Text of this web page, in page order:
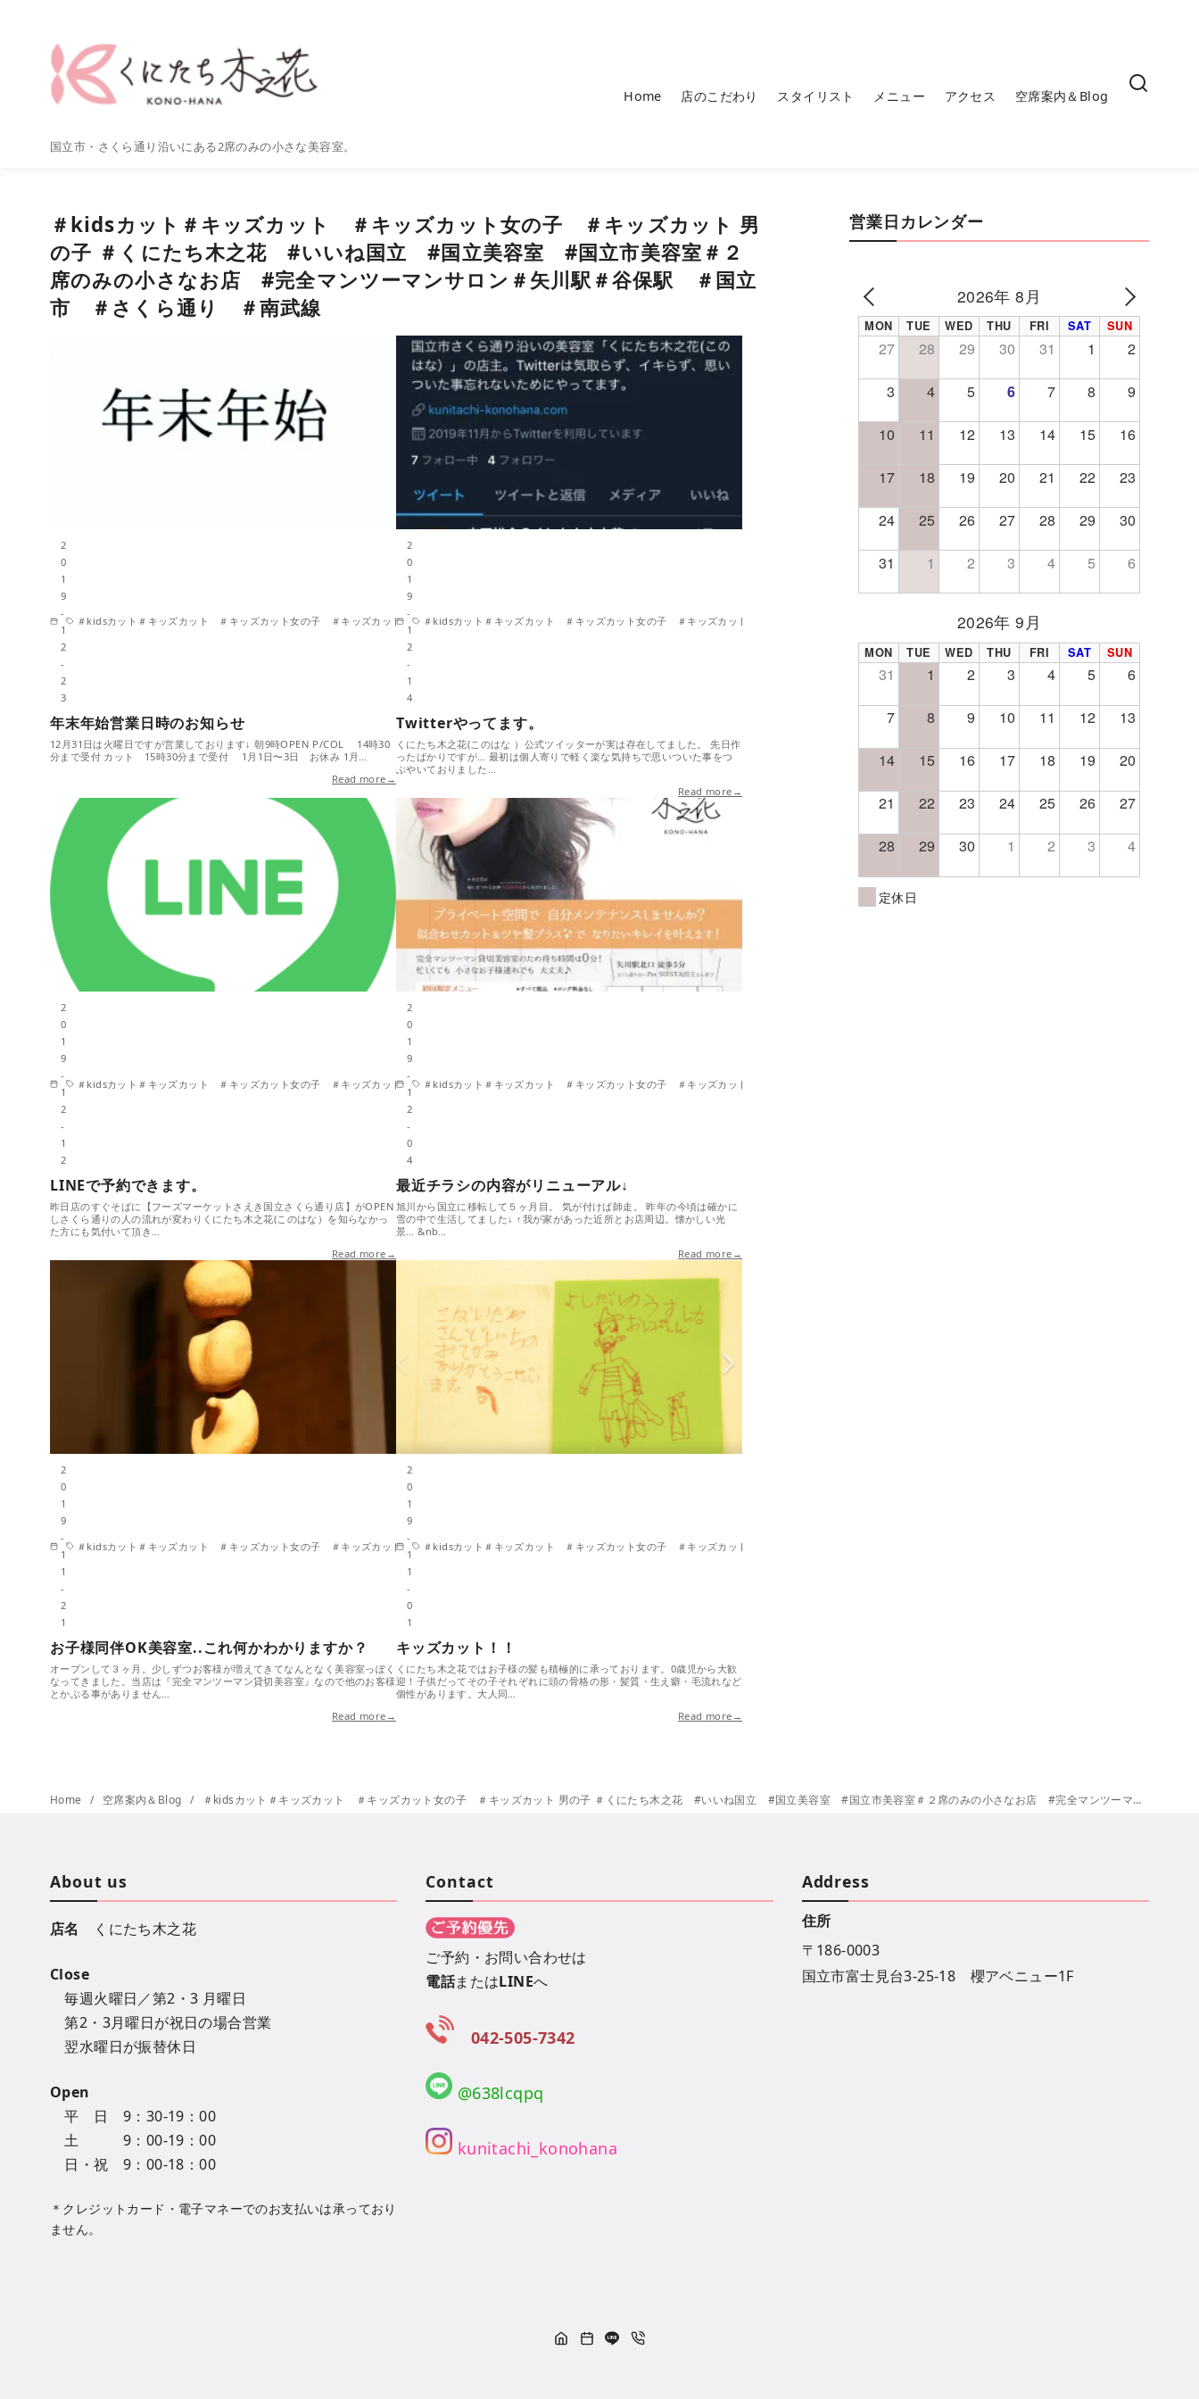
国立市・さくら通り沿いにある2席のみの小さな美容室。
Home 店のこだわり スタイリスト メニュー アクセス 空席案内＆Blog
＃kidsカット＃キッズカット ＃キッズカット女の子 ＃キッズカット 男
の子 ＃くにたち木之花 #いいね国立 #国立美容室 #国立市美容室＃２
席のみの小さなお店 #完全マンツーマンサロン＃矢川駅＃谷保駅 ＃国立
市 ＃さくら通り ＃南武線
2
0
1
9
-
1
2
-
2
3
＃kidsカット＃キッズカット ＃キッズカット女の子 ＃キッズカット 男の子 ＃くにたち木之花 #いいね国立 #国立美容室 #国立市美容室＃２席のみの小さなお店 #完全マンツーマンサロン＃矢川駅＃谷保駅 ＃国立市 ＃さくら通り
年末年始営業日時のお知らせ
12月31日は火曜日ですが営業しております↓ 朝9時OPEN P/COL 14時30
分まで受付 カット 15時30分まで受付 1月1日〜3日 お休み 1月…
Read more→
2
0
1
9
-
1
2
-
1
4
＃kidsカット＃キッズカット ＃キッズカット女の子 ＃キッズカット 男の子 ＃くにたち木之花 #いいね国立 #国立美容室 #国立市美容室＃２席のみの小さな
Twitterやってます。
くにたち木之花(このはな ）公式ツイッターが実は存在してました。 先日作
ったばかりですが… 最初は個人寄りで軽く楽な気持ちで思いついた事をつ
ぶやいておりました…
Read more→
2
0
1
9
-
1
2
-
1
2
＃kidsカット＃キッズカット ＃キッズカット女の子 ＃キッズカット 男の子 ＃くにたち木之花 #いいね国立 #国立美容室 #国立市美容室＃２席のみの小さなお店 #完全マンツーマンサロン＃矢川駅＃谷保駅 ＃国立市 ＃さくら通り
LINEで予約できます。
昨日店のすぐそばに【フーズマーケットさえき国立さくら通り店】がOPEN
しさくら通りの人の流れが変わりくにたち木之花(このはな）を知らなかっ
た方にも気付いて頂き…
Read more→
2
0
1
9
-
1
2
-
0
4
＃kidsカット＃キッズカット ＃キッズカット女の子 ＃キッズカット 男の子 ＃くにたち木之花 #いいね国立 #国立美容室 #国立市美容室＃２席のみの小さな
最近チラシの内容がリニューアル↓
旭川から国立に移転して５ヶ月目。 気が付けば師走。 昨年の今頃は確かに
雪の中で生活してました↓ ↑我が家があった近所とお店周辺。懐かしい光
景… &nb…
Read more→
2
0
1
9
-
1
1
-
2
1
＃kidsカット＃キッズカット ＃キッズカット女の子 ＃キッズカット 男の子 ＃くにたち木之花 #いいね国立 #国立美容室 #国立市美容室＃２席のみの小さなお店 #完全マンツーマンサロン＃矢川駅＃谷保駅 ＃国立市 ＃さくら通り
お子様同伴OK美容室..これ何かわかりますか？
オープンして３ヶ月。少しずつお客様が増えてきてなんとなく美容室っぽく
なってきました。当店は『完全マンツーマン貸切美容室』なので他のお客様
とかぶる事がありません…
Read more→
2
0
1
9
-
1
1
-
0
1
＃kidsカット＃キッズカット ＃キッズカット女の子 ＃キッズカット 男の子 ＃くにたち木之花 #いいね国立 #国立美容室 #国立市美容室＃２席のみの小さな
キッズカット！！
くにたち木之花ではお子様の髪も積極的に承っております。0歳児から大歓
迎！子供だってその子それぞれに頭の骨格の形・髪質・生え癖・毛流れなど
個性があります。大人同…
Read more→
営業日カレンダー
PREV 2026年 8月 NEXT
MON TUE WED THU FRI SAT SUN
27 28 29 30 31 1 2
3 4 5 6 7 8 9
10 11 12 13 14 15 16
17 18 19 20 21 22 23
24 25 26 27 28 29 30
31 1 2 3 4 5 6
2026年 9月
MON TUE WED THU FRI SAT SUN
31 1 2 3 4 5 6
7 8 9 10 11 12 13
14 15 16 17 18 19 20
21 22 23 24 25 26 27
28 29 30 1 2 3 4
定休日
Home 空席案内＆Blog ＃kidsカット＃キッズカット ＃キッズカット女の子 ＃キッズカット 男の子 ＃くにたち木之花 #いいね国立 #国立美容室 #国立市美容室＃２席のみの小さなお店 #完全マンツーマンサロン＃矢川駅＃谷保駅 ＃国立市 ＃さくら通り ＃南武線
About us
店名 くにたち木之花
Close
毎週火曜日／第2・3 月曜日
第2・3月曜日が祝日の場合営業
翌水曜日が振替休日
Open
平 日 9：30-19：00
土 9：00-19：00
日・祝 9：00-18：00
＊クレジットカード・電子マネーでのお支払いは承っており
ません。
Contact
ご予約・お問い合わせは
電話またはLINEへ
042-505-7342
@638lcqpq
kunitachi_konohana
Address
住所
〒186-0003
国立市富士見台3-25-18 櫻アベニュー1F